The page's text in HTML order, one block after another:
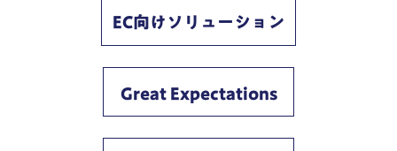
EC向けソリューション
Great Expectations